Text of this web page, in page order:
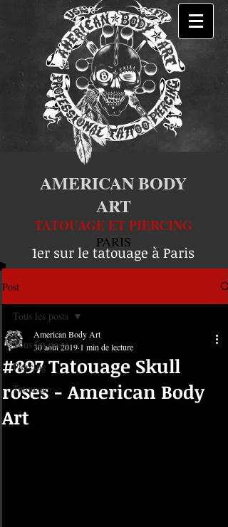
AMERICAN BODY
ART
TATOUAGE ET PIERCING
PARIS
1er sur le tatouage à Paris
Post
Tous les posts
Piercing
Tatouage
Tous les posts
#897 Tatouage Skull
roses - American Body
Art
American Body Art
30 août 2019 1 min de lecture